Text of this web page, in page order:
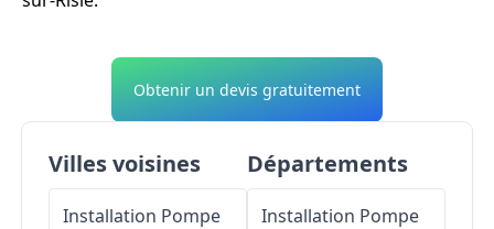
Obtenir un devis gratuitement
Villes voisines
Installation Pompe
Départements
Installation Pompe